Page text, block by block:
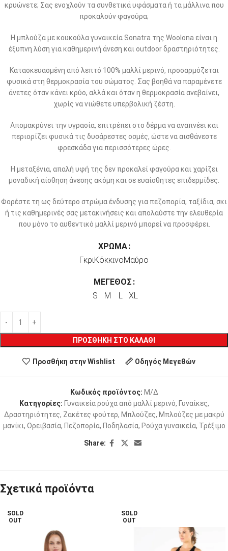
κρυώνετε; Σας ενοχλούν τα συνθετικά υφάσματα ή τα μάλλινα που
προκαλούν φαγούρα;
Η μπλούζα με κουκούλα γυναικεία Sonatra της Woolona είναι η
έξυπνη λύση για καθημερινή άνεση και outdoor δραστηριότητες.
Κατασκευασμένη από λεπτό 100% μαλλί μερινό, προσαρμόζεται
φυσικά στη θερμοκρασία του σώματος. Σας βοηθά να παραμένετε
άνετες όταν κάνει κρύο, αλλά και όταν η θερμοκρασία ανεβαίνει,
χωρίς να νιώθετε υπερβολική ζέστη.
Απομακρύνει την υγρασία, επιτρέπει στο δέρμα να αναπνέει και
περιορίζει φυσικά τις δυσάρεστες οσμές, ώστε να αισθάνεστε
φρεσκάδα για περισσότερες ώρες.
Η μεταξένια, απαλή υφή της δεν προκαλεί φαγούρα και χαρίζει
μοναδική αίσθηση άνεσης ακόμη και σε ευαίσθητες επιδερμίδες.
Φορέστε τη ως δεύτερο στρώμα ένδυσης για πεζοπορία, ταξίδια, σκι
ή τις καθημερινές σας μετακινήσεις και απολαύστε την ελευθερία
που μόνο το αυθεντικό μαλλί μερινό μπορεί να προσφέρει.
ΧΡΏΜΑ
ΓκριΚόκκινοΜαύρο
ΜΈΓΕΘΟΣ
S
M L XL
ΠΡΟΣΘΉΚΗ ΣΤΟ ΚΑΛΆΘΙ
Προσθήκη στην Wishlist Οδηγός Μεγεθών
Κωδικός προϊόντος: Μ/Δ
Κατηγορίες: Γυναικεία ρούχα από μαλλί μερινό, Γυναίκες,
Δραστηριότητες, Ζακέτες φούτερ, Μπλούζες, Μπλούζες με μακρύ
μανίκι, Ορειβασία, Πεζοπορία, Ποδηλασία, Ρούχα γυναικεία, Τρέξιμο
Share:
Σχετικά προϊόντα
SOLD
OUT
SOLD
OUT